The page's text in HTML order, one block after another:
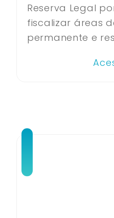
Reserva Legal
fiscalizar áreas
permanente e